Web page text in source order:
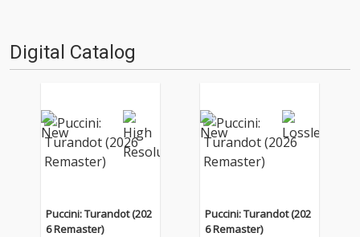
Digital Catalog
Puccini: Turandot (202
6 Remaster)
Puccini: Turandot (202
6 Remaster)